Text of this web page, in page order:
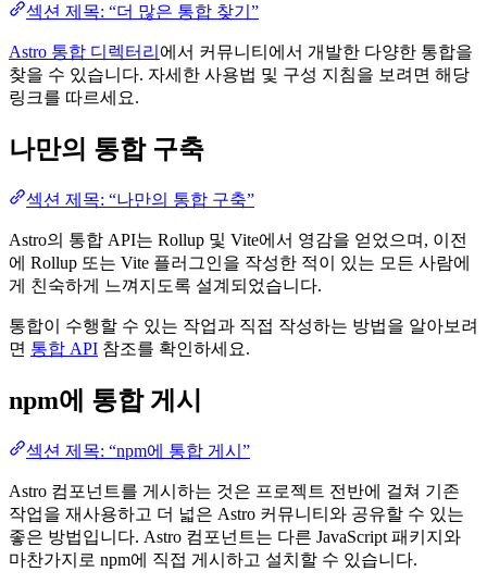
섹션 제목: “더 많은 통합 찾기”
Astro 통합 디렉터리 에서 커뮤니티에서 개발한 다양한 통합을
찾을 수 있습니다. 자세한 사용법 및 구성 지침을 보려면 해당
링크를 따르세요.
나만의 통합 구축
섹션 제목: “나만의 통합 구축”
Astro의 통합 API는 Rollup 및 Vite에서 영감을 얻었으며, 이전
에 Rollup 또는 Vite 플러그인을 작성한 적이 있는 모든 사람에
게 친숙하게 느껴지도록 설계되었습니다.
통합이 수행할 수 있는 작업과 직접 작성하는 방법을 알아보려
면 통합 API 참조를 확인하세요.
npm에 통합 게시
섹션 제목: “npm에 통합 게시”
Astro 컴포넌트를 게시하는 것은 프로젝트 전반에 걸쳐 기존
작업을 재사용하고 더 넓은 Astro 커뮤니티와 공유할 수 있는
좋은 방법입니다. Astro 컴포넌트는 다른 JavaScript 패키지와
마찬가지로 npm에 직접 게시하고 설치할 수 있습니다.